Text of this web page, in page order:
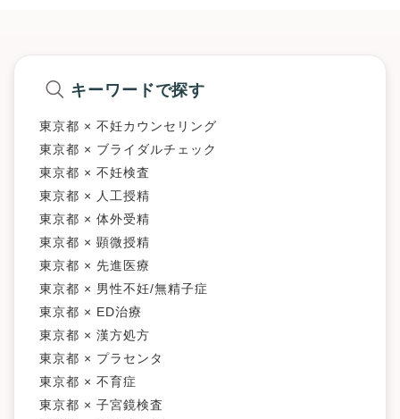
キーワードで探す
東京都 × 不妊カウンセリング
東京都 × ブライダルチェック
東京都 × 不妊検査
東京都 × 人工授精
東京都 × 体外受精
東京都 × 顕微授精
東京都 × 先進医療
東京都 × 男性不妊/無精子症
東京都 × ED治療
東京都 × 漢方処方
東京都 × プラセンタ
東京都 × 不育症
東京都 × 子宮鏡検査